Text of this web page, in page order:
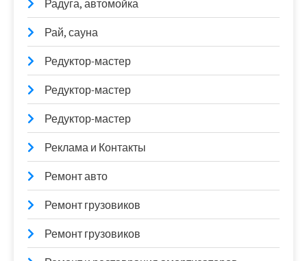
Радуга, автомойка
Рай, сауна
Редуктор-мастер
Редуктор-мастер
Редуктор-мастер
Реклама и Контакты
Ремонт авто
Ремонт грузовиков
Ремонт грузовиков